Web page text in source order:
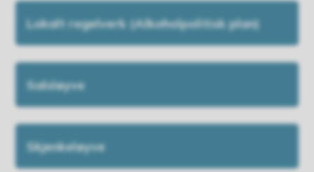
Lokalt regelverk (Alkoholpolitisk plan)
Salsløyve
Skjenkeløyve